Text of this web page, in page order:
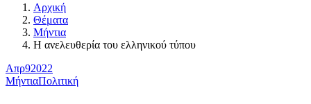
Αρχική
Θέματα
Μήντια
Η ανελευθερία του ελληνικού τύπου
Απρ92022
ΜήντιαΠολιτική